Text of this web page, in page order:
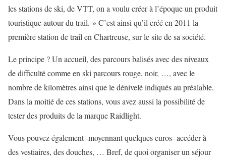
les stations de ski, de VTT, on a voulu créer à l’époque un produit
touristique autour du trail. » C’est ainsi qu’il créé en 2011 la
première station de trail en Chartreuse, sur le site de sa société.
Le principe ? Un accueil, des parcours balisés avec des niveaux
de difficulté comme en ski parcours rouge, noir, …, avec le
nombre de kilomètres ainsi que le dénivelé indiqués au préalable.
Dans la moitié de ces stations, vous avez aussi la possibilité de
tester des produits de la marque Raidlight.
Vous pouvez également -moyennant quelques euros- accéder à
des vestiaires, des douches, … Bref, de quoi organiser un séjour